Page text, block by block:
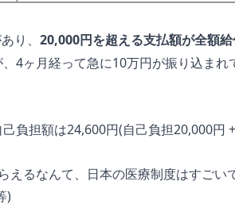
り、 20,000円を超える支払額が全額給
4ヶ月経って急に10万円が振り込まれ
負担額は24,600円(自己負担20,000円
るなんて、日本の医療制度はすごい
)